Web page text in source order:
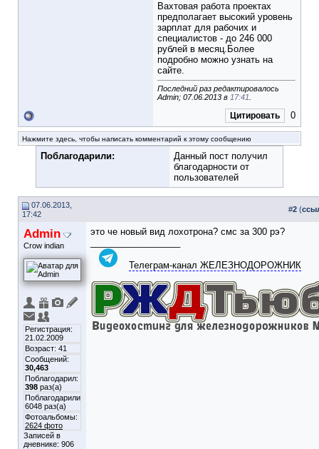
Вахтовая работа проектах
предполагает высокий уровень
зарплат для рабочих и
специалистов - до 246 000
рублей в месяц.Более
подробно можно узнать на
сайте.
Последний раз редактировалось
Admin; 07.06.2013 в 17:41
Цитировать 0
Нажмите здесь, чтобы написать комментарий к этому сообщению
Поблагодарили:
Данный пост получил
благодарности от
пользователей
07.06.2013,
17:42
#2 (
Admin
Crow indian
Регистрация:
21.02.2009
Возраст: 41
Сообщений:
30,463
Поблагодарил:
398 раз(а)
Поблагодарили
6048 раз(а)
Фотоальбомы:
2624 фото
Записей в
дневнике: 906
это че новый вид лохотрона? смс за 300 рэ?
Телеграм-канал ЖЕЛЕЗНОДОРОЖНИК